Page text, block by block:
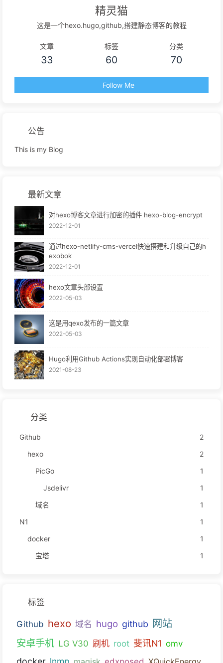
精灵猫
这是一个hexo.hugo,github,搭建静态博客的教程
文章
33
标签
60
分类
70
Follow Me
公告
This is my Blog
最新文章
对hexo博客文章进行加密的插件 hexo-blog-encrypt
2022-12-01
通过hexo-netlify-cms-vercel快速搭建和升级自己的h
exobok
2022-12-01
hexo文章头部设置
2022-05-03
这是用qexo发布的一篇文章
2022-05-03
Hugo利用Github Actions实现自动化部署博客
2021-08-23
分类
Github
2
hexo
2
PicGo
1
Jsdelivr
1
域名
1
N1
1
docker
1
宝塔
1
标签
Github hexo 域名 hugo github 网站
安卓手机 LG V30 刷机 root 斐讯N1 omv